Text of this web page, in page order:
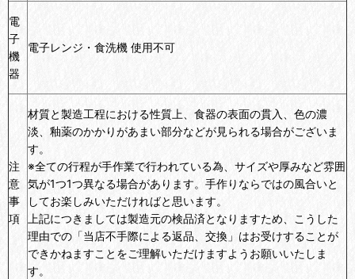
電
子
機
器
電子レンジ・食洗機 使用不可
注
意
事
項
材質と製造工程における性質上、食器の表面の貫入、色の濃
淡、釉薬のかかりがあまい部分などが見られる場合がございま
す。
※全ての行程が手作業で行われている為、サイズや厚みなど雰囲
気が1つ1つ異なる場合があります。手作りならではの風合いと
してお楽しみいただければと思います。
上記につきましては製造元の検品済となりますため、こうした
理由での「当店不手際による返品、交換」はお受けすることが
できかねますことをご理解いただけますようお願いいたしま
す。